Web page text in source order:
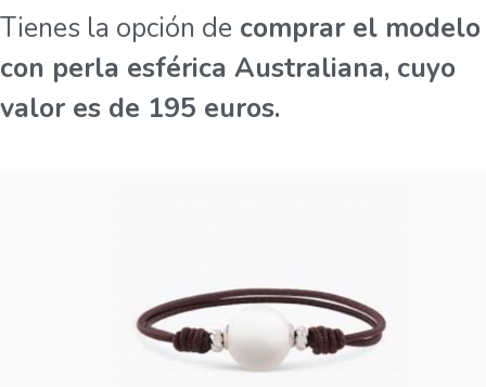
Tienes la opción de comprar el modelo
con perla esférica Australiana, cuyo
valor es de 195 euros.